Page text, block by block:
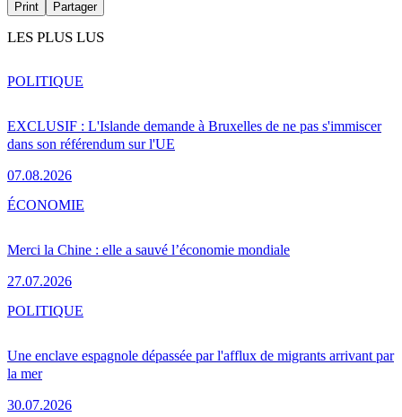
Print Partager
LES PLUS LUS
EXCLUSIF : L'Islande demande à Bruxelles de ne pas s'immiscer
dans son référendum sur l'UE
07.08.2026
POLITIQUE
Merci la Chine : elle a sauvé l’économie mondiale
27.07.2026
ÉCONOMIE
Une enclave espagnole dépassée par l'afflux de migrants arrivant par
la mer
30.07.2026
POLITIQUE